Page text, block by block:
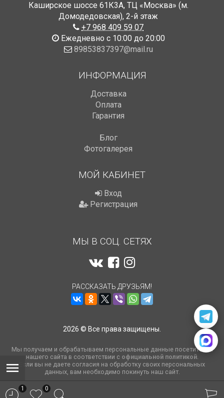
Каширское шоссе 61К3А, ТЦ «Москва» (м.
Домодедовская), 2-й этаж
+7 968 409 59 07
Ежедневно с 10:00 до 20:00
89853837397@mail.ru
ИНФОРМАЦИЯ
Доставка
Оплата
Гарантия
Блог
Фотогалерея
МОЙ КАБИНЕТ
Вход
Регистрация
МЫ В СОЦ. СЕТЯХ
РАССКАЗАТЬ ДРУЗЬЯМ!
2026 © Все права защищены.
Мы получаем и обрабатываем персональные данные посетителей
нашего сайта в соответствии с официальной политикой.
Если вы не даете согласия на обработку своих персональных
данных, вам необходимо покинуть наш сайт.
1 0